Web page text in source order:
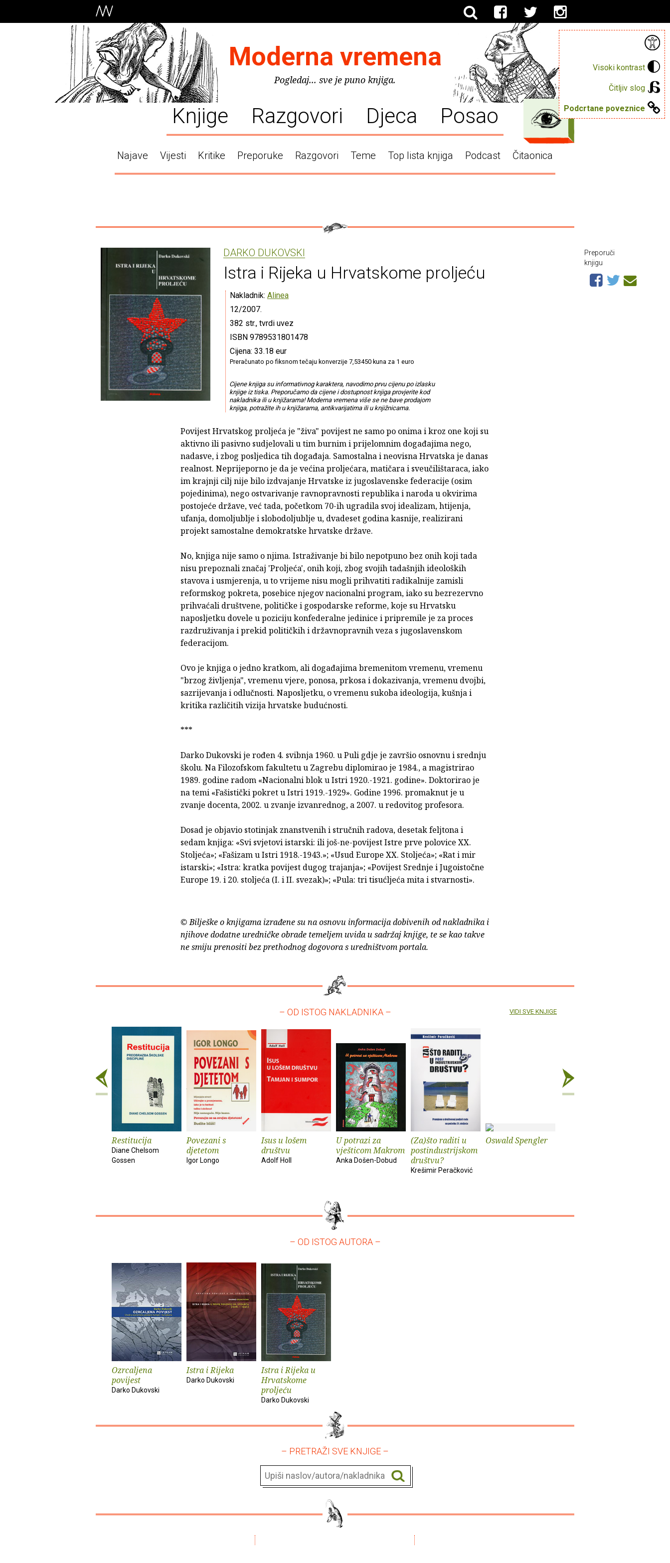
Visoki kontrast
Čitljiv slog
Podcrtane poveznice
Moderna vremena
Pogledaj... sve je puno knjiga.
Knjige Razgovori Djeca Posao
Najave Vijesti Kritike Preporuke Razgovori Teme Top lista knjiga Podcast Čitaonica
DARKO DUKOVSKI
Istra i Rijeka u Hrvatskome proljeću
Nakladnik: Alinea
12/2007.
382 str., tvrdi uvez
ISBN 9789531801478
Cijena: 33.18 eur
Preračunato po fiksnom tečaju konverzije 7,53450 kuna za 1 euro
Cijene knjiga su informativnog karaktera, navodimo prvu cijenu po izlasku
knjige iz tiska. Preporučamo da cijene i dostupnost knjiga provjerite kod
nakladnika ili u knjižarama! Moderna vremena više se ne bave prodajom
knjiga, potražite ih u knjižarama, antikvarijatima ili u knjižnicama.
Povijest Hrvatskog proljeća je "živa" povijest ne samo po onima i kroz one koji su
aktivno ili pasivno sudjelovali u tim burnim i prijelomnim događajima nego,
nadasve, i zbog posljedica tih događaja. Samostalna i neovisna Hrvatska je danas
realnost. Neprijeporno je da je većina proljećara, matičara i sveučilištaraca, iako
im krajnji cilj nije bilo izdvajanje Hrvatske iz jugoslavenske federacije (osim
pojedinima), nego ostvarivanje ravnopravnosti republika i naroda u okvirima
postojeće države, već tada, početkom 70-ih ugradila svoj idealizam, htijenja,
ufanja, domoljublje i slobodoljublje u, dvadeset godina kasnije, realizirani
projekt samostalne demokratske hrvatske države.
No, knjiga nije samo o njima. Istraživanje bi bilo nepotpuno bez onih koji tada
nisu prepoznali značaj 'Proljeća', onih koji, zbog svojih tadašnjih ideoloških
stavova i usmjerenja, u to vrijeme nisu mogli prihvatiti radikalnije zamisli
reformskog pokreta, posebice njegov nacionalni program, iako su bezrezervno
prihvaćali društvene, političke i gospodarske reforme, koje su Hrvatsku
naposljetku dovele u poziciju konfederalne jedinice i pripremile je za proces
razdruživanja i prekid političkih i državnopravnih veza s jugoslavenskom
federacijom.
Ovo je knjiga o jedno kratkom, ali događajima bremenitom vremenu, vremenu
"brzog življenja", vremenu vjere, ponosa, prkosa i dokazivanja, vremenu dvojbi,
sazrijevanja i odlučnosti. Naposljetku, o vremenu sukoba ideologija, kušnja i
kritika različitih vizija hrvatske budućnosti.
***
Darko Dukovski je rođen 4. svibnja 1960. u Puli gdje je završio osnovnu i srednju
školu. Na Filozofskom fakultetu u Zagrebu diplomirao je 1984., a magistrirao
1989. godine radom «Nacionalni blok u Istri 1920.-1921. godine». Doktorirao je
na temi «Fašistički pokret u Istri 1919.-1929». Godine 1996. promaknut je u
zvanje docenta, 2002. u zvanje izvanrednog, a 2007. u redovitog profesora.
Dosad je objavio stotinjak znanstvenih i stručnih radova, desetak feljtona i
sedam knjiga: «Svi svjetovi istarski: ili još-ne-povijest Istre prve polovice XX.
Stoljeća»; «Fašizam u Istri 1918.-1943.»; «Usud Europe XX. Stoljeća»; «Rat i mir
istarski»; «Istra: kratka povijest dugog trajanja»; «Povijest Srednje i Jugoistočne
Europe 19. i 20. stoljeća (I. i II. svezak)»; «Pula: tri tisućljeća mita i stvarnosti».
© Bilješke o knjigama izrađene su na osnovu informacija dobivenih od nakladnika i
njihove dodatne uredničke obrade temeljem uvida u sadržaj knjige, te se kao takve
ne smiju prenositi bez prethodnog dogovora s uredništvom portala.
Preporuči
knjigu
– OD ISTOG NAKLADNIKA –
Restitucija
Diane Chelsom
Gossen
Povezani s
djetetom
Igor Longo
Isus u lošem
društvu
Adolf Holl
U potrazi za
vješticom Makrom
Anka Došen-Dobud
(Za)što raditi u
postindustrijskom
društvu?
Krešimir Peračković
Oswald Spengler
VIDI SVE KNJIGE
– OD ISTOG AUTORA –
Ozrcaljena
povijest
Darko Dukovski
Istra i Rijeka
Darko Dukovski
Istra i Rijeka u
Hrvatskome
proljeću
Darko Dukovski
– PRETRAŽI SVE KNJIGE –